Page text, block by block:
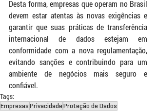
Desta forma, empresas que operam no Brasil
devem estar atentas às novas exigências e
garantir que suas práticas de transferência
internacional de dados estejam em
conformidade com a nova regulamentação,
evitando sanções e contribuindo para um
ambiente de negócios mais seguro e
confiável.
Tags:
EmpresasPrivacidadeProteção de Dados